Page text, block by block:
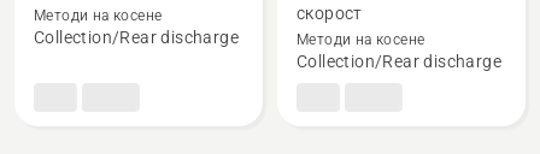
за
LC 140P
Методи на косене
Collection/Rear discharge
за
LC 140SP
скорост
Методи на косене
Collection/Rear discharge